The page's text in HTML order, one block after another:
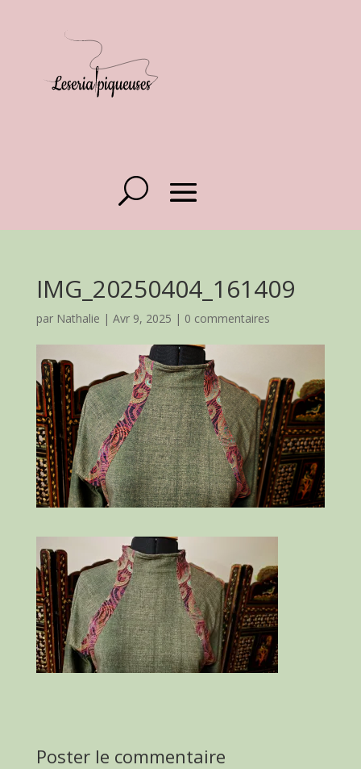
IMG_20250404_161409
par Nathalie | Avr 9, 2025 | 0 commentaires
Poster le commentaire